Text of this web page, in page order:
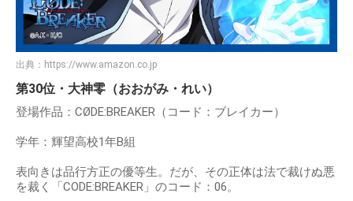
出典： https://www.amazon.co.jp
第30位・大神零（おおがみ・れい）
登場作品：CØDE:BREAKER（コード：ブレイカー）
学年：輝望高校1年B組
表向きは品行方正の優等生。だが、その正体は法で裁けぬ悪
を裁く「CODE:BREAKER」のコード：06。